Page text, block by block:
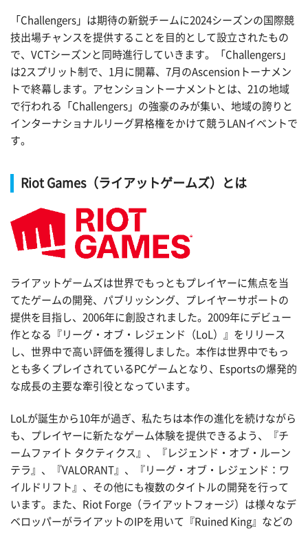
「Challengers」は期待の新鋭チームに2024シーズンの国際競
技出場チャンスを提供することを目的として設立されたもの
で、VCTシーズンと同時進行していきます。「Challengers」
は2スプリット制で、1月に開幕、7月のAscensionトーナメン
トで終幕します。アセンショントーナメントとは、21の地域
で行われる「Challengers」の強豪のみが集い、地域の誇りと
インターナショナルリーグ昇格権をかけて競うLANイベントで
す。
Riot Games（ライアットゲームズ）とは
ライアットゲームズは世界でもっともプレイヤーに焦点を当
てたゲームの開発、パブリッシング、プレイヤーサポートの
提供を目指し、2006年に創設されました。2009年にデビュー
作となる『リーグ・オブ・レジェンド（LoL）』をリリース
し、世界中で高い評価を獲得しました。本作は世界中でもっ
とも多くプレイされているPCゲームとなり、Esportsの爆発的
な成長の主要な牽引役となっています。
LoLが誕生から10年が過ぎ、私たちは本作の進化を続けながら
も、プレイヤーに新たなゲーム体験を提供できるよう、『チ
ームファイト タクティクス』、『レジェンド・オブ・ルーン
テラ』、『VALORANT』、『リーグ・オブ・レジェンド：ワ
イルドリフト』、その他にも複数のタイトルの開発を行って
います。また、Riot Forge（ライアットフォージ）は様々なデ
ベロッパーがライアットのIPを用いて『Ruined King』などの